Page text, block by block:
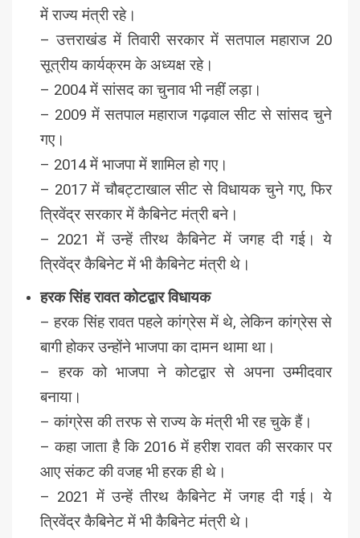
में राज्य मंत्री रहे।
– उत्तराखंड में तिवारी सरकार में सतपाल महाराज 20
सूत्रीय कार्यक्रम के अध्यक्ष रहे।
– 2004 में सांसद का चुनाव भी नहीं लड़ा।
– 2009 में सतपाल महाराज गढ़वाल सीट से सांसद चुने
गए।
– 2014 में भाजपा में शामिल हो गए।
– 2017 में चौबट्टाखाल सीट से विधायक चुने गए, फिर
त्रिवेंद्र सरकार में कैबिनेट मंत्री बने।
– 2021 में उन्हें तीरथ कैबिनेट में जगह दी गई। ये
त्रिवेंद्र कैबिनेट में भी कैबिनेट मंत्री थे।
हरक सिंह रावत कोटद्वार विधायक
– हरक सिंह रावत पहले कांग्रेस में थे, लेकिन कांग्रेस से
बागी होकर उन्होंने भाजपा का दामन थामा था।
– हरक को भाजपा ने कोटद्वार से अपना उम्मीदवार
बनाया।
– कांग्रेस की तरफ से राज्य के मंत्री भी रह चुके हैं।
– कहा जाता है कि 2016 में हरीश रावत की सरकार पर
आए संकट की वजह भी हरक ही थे।
– 2021 में उन्हें तीरथ कैबिनेट में जगह दी गई। ये
त्रिवेंद्र कैबिनेट में भी कैबिनेट मंत्री थे।